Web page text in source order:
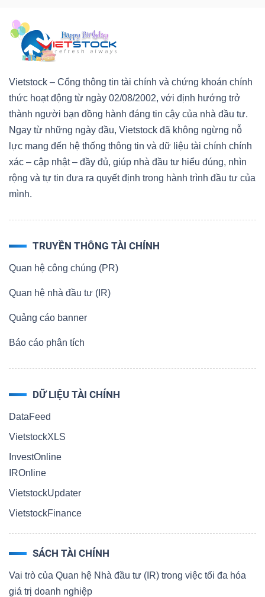
Vietstock – Cổng thông tin tài chính và chứng khoán chính
thức hoạt động từ ngày 02/08/2002, với định hướng trở
thành người bạn đồng hành đáng tin cậy của nhà đầu tư.
Ngay từ những ngày đầu, Vietstock đã không ngừng nỗ
lực mang đến hệ thống thông tin và dữ liệu tài chính chính
xác – cập nhật – đầy đủ, giúp nhà đầu tư hiểu đúng, nhìn
rộng và tự tin đưa ra quyết định trong hành trình đầu tư của
mình.
TRUYỀN THÔNG TÀI CHÍNH
Quan hệ công chúng (PR)
Quan hệ nhà đầu tư (IR)
Quảng cáo banner
Báo cáo phân tích
DỮ LIỆU TÀI CHÍNH
DataFeed
VietstockXLS
InvestOnline
IROnline
VietstockUpdater
VietstockFinance
SÁCH TÀI CHÍNH
Vai trò của Quan hệ Nhà đầu tư (IR) trong việc tối đa hóa
giá trị doanh nghiệp